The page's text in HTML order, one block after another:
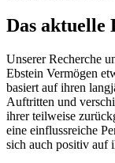
Das aktuelle
Unserer Recherche
Ebstein Vermögen
basiert auf ihren
Auftritten und
ihrer teilweise
eine einflussreiche
sich auch positiv auf